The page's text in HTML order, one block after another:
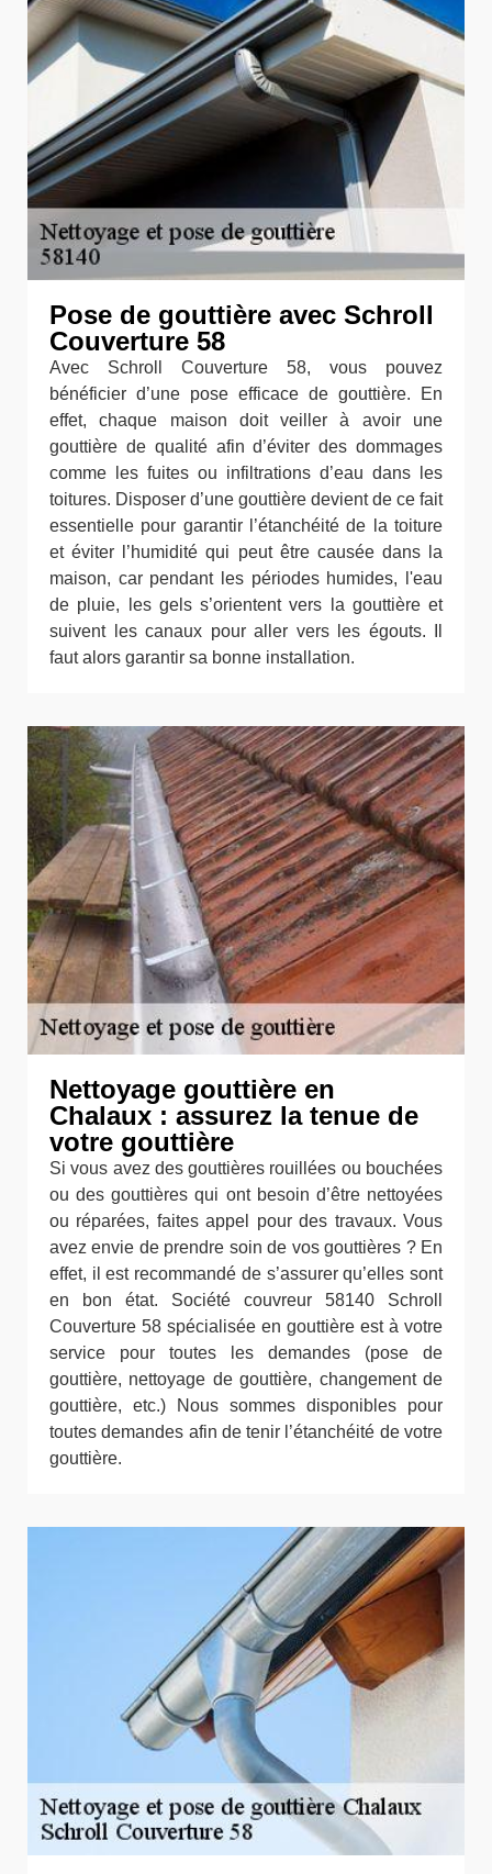
Pose de gouttière avec Schroll
Couverture 58
Avec Schroll Couverture 58, vous pouvez
bénéficier d’une pose efficace de gouttière. En
effet, chaque maison doit veiller à avoir une
gouttière de qualité afin d’éviter des dommages
comme les fuites ou infiltrations d’eau dans les
toitures. Disposer d’une gouttière devient de ce fait
essentielle pour garantir l’étanchéité de la toiture
et éviter l’humidité qui peut être causée dans la
maison, car pendant les périodes humides, l'eau
de pluie, les gels s’orientent vers la gouttière et
suivent les canaux pour aller vers les égouts. Il
faut alors garantir sa bonne installation.
Nettoyage gouttière en
Chalaux : assurez la tenue de
votre gouttière
Si vous avez des gouttières rouillées ou bouchées
ou des gouttières qui ont besoin d’être nettoyées
ou réparées, faites appel pour des travaux. Vous
avez envie de prendre soin de vos gouttières ? En
effet, il est recommandé de s’assurer qu’elles sont
en bon état. Société couvreur 58140 Schroll
Couverture 58 spécialisée en gouttière est à votre
service pour toutes les demandes (pose de
gouttière, nettoyage de gouttière, changement de
gouttière, etc.) Nous sommes disponibles pour
toutes demandes afin de tenir l’étanchéité de votre
gouttière.